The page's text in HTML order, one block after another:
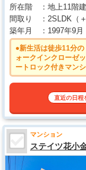
所在階
地上11階
間取り
2SLDK （
築年月
1997年9月
●新生活は徒歩11分
ォークインクローゼ
ートロック付きマン
きで再配達の手間が
直近の日程
マンション
ステイツ花小